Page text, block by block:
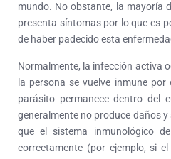
mundo. No obstante, la mayoría
presenta síntomas por lo que es
de haber padecido esta
Normalmente, la infección activa
la persona se vuelve inmune
parásito permanece dentro del
generalmente no produce daños
que el sistema inmunológico
correctamente (por ejemplo, si